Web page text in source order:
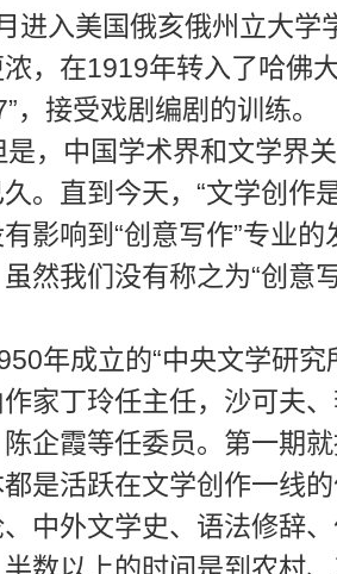
进入美国俄亥俄州立大学
，在1919年转入了哈佛
，接受戏剧编剧的训练。
是，中国学术界和文学界
。直到今天，“文学创作
影响到“创意写作”专业
然我们没有称之为“创意
年成立的“中央文学研
家丁玲任主任，沙可夫
企霞等任委员。第一期
是活跃在文学创作一线
中外文学史、语法修辞